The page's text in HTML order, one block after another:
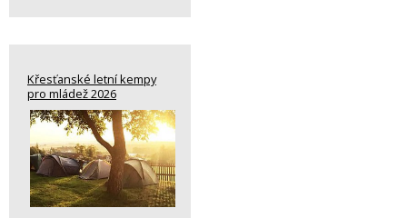
Křesťanské letní kempy
pro mládež 2026